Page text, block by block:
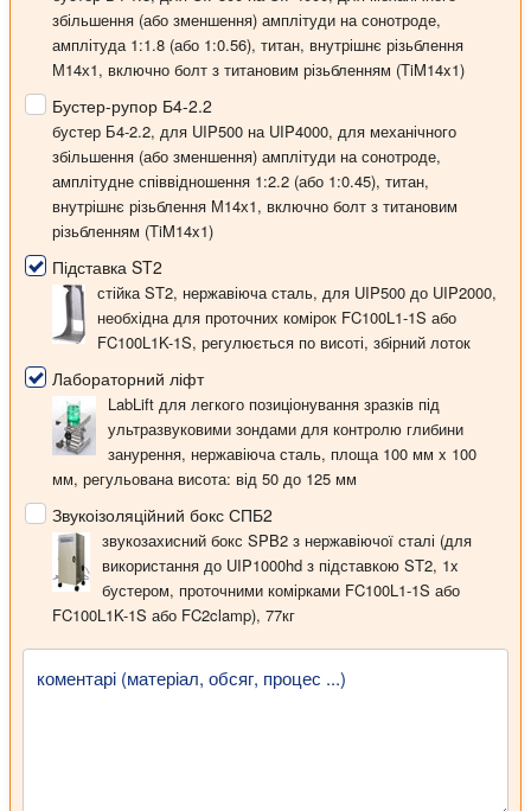
збільшення (або зменшення) амплітуди на сонотроде,
амплітуда 1:1.8 (або 1:0.56), титан, внутрішнє різьблення
М14х1, включно болт з титановим різьбленням (TiM14x1)
Бустер-рупор Б4-2.2
бустер Б4-2.2, для UIP500 на UIP4000, для механічного
збільшення (або зменшення) амплітуди на сонотроде,
амплітудне співвідношення 1:2.2 (або 1:0.45), титан,
внутрішнє різьблення М14х1, включно болт з титановим
різьбленням (TiM14x1)
Підставка ST2
стійка ST2, нержавіюча сталь, для UIP500 до UIP2000,
необхідна для проточних комірок FC100L1-1S або
FC100L1K-1S, регулюється по висоті, збірний лоток
Лабораторний ліфт
LabLift для легкого позиціонування зразків під
ультразвуковими зондами для контролю глибини
занурення, нержавіюча сталь, площа 100 мм x 100
мм, регульована висота: від 50 до 125 мм
Звукоізоляційний бокс СПБ2
звукозахисний бокс SPB2 з нержавіючої сталі (для
використання до UIP1000hd з підставкою ST2, 1x
бустером, проточними комірками FC100L1-1S або
FC100L1K-1S або FC2clamp), 77кг
коментарі (матеріал, обсяг, процес ...)